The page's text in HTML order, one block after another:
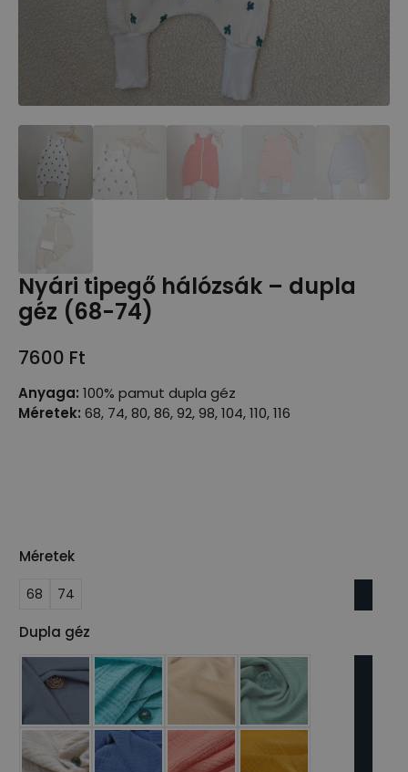
Nyári tipegő hálózsák – dupla
géz (68-74)
7600 Ft
Anyaga: 100% pamut dupla géz
Méretek: 68, 74, 80, 86, 92, 98, 104, 110, 116
Méretek
68 74
Dupla géz